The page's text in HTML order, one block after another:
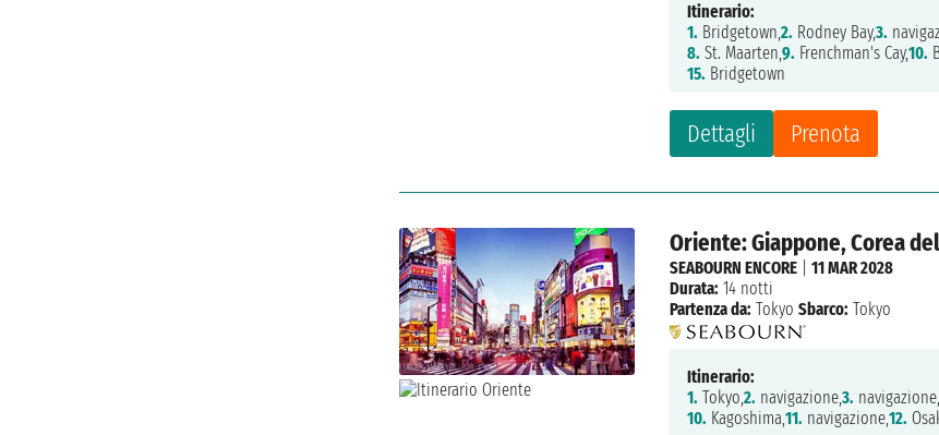
Dettagli Prenota
Itinerario:
1. Bridgetown,2. Rodney Bay,3.
8. St. Maarten,9. Frenchman's Cay,10.
15. Bridgetown
Oriente: Giappone, Corea
SEABOURN ENCORE |11 MAR 2028
Durata: 14 notti
Partenza da: Tokyo Sbarco: Tokyo
Itinerario:
1. Tokyo,2. navigazione,3.
10. Kagoshima,11. navigazione,12.